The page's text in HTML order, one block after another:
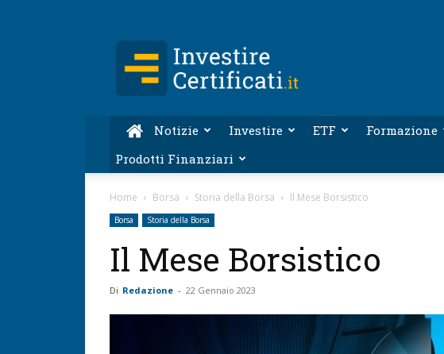
Certificati.it
Notizie Investire ETF Formazione
Prodotti Finanziari
Home Borsa Storia della Borsa Il Mese Borsistico
Borsa Storia della Borsa
Il Mese Borsistico
Di Redazione - 22 Gennaio 2023